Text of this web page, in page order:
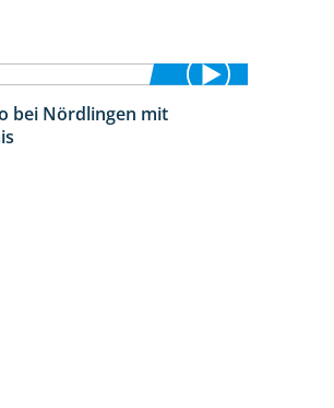
bei Nördlingen mit